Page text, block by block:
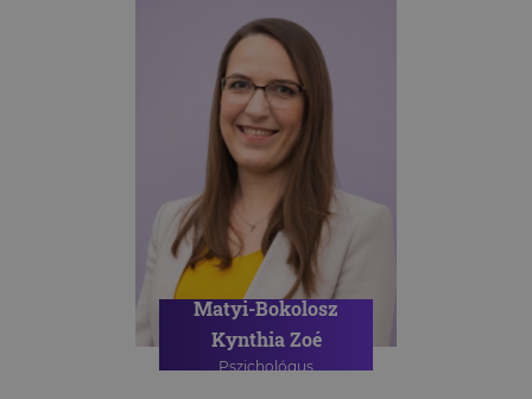
Matyi-Bokolosz
Kynthia Zoé
Pszichológus